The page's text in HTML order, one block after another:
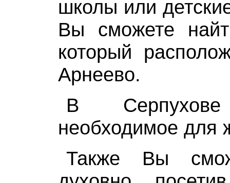
школы или
Вы сможете
который
Арнеево.
В
необходимое для
Также Вы